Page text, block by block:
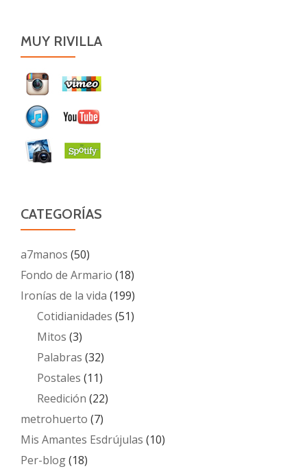
MUY RIVILLA
CATEGORÍAS
a7manos (50)
Fondo de Armario (18)
Ironías de la vida (199)
Cotidianidades (51)
Mitos (3)
Palabras (32)
Postales (11)
Reedición (22)
metrohuerto (7)
Mis Amantes Esdrújulas (10)
Per-blog(18)